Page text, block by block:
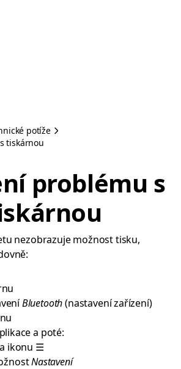
potíže
tiskárnou
problému s
nezobrazuje možnost tisku,
Bluetooth(nastavení zařízení)
a poté:
ikonu ☰
Nastavení